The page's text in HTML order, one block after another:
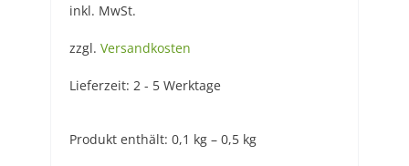
inkl. MwSt.
zzgl. Versandkosten
Lieferzeit: 2 - 5 Werktage
Produkt enthält: 0,1 kg – 0,5 kg